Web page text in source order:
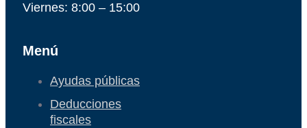
Viernes: 8:00 – 15:00
Menú
Ayudas públicas
Deducciones
fiscales